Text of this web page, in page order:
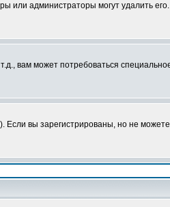
или администраторы могут удалить
вам может потребоваться
вы зарегистрированы, но не можете